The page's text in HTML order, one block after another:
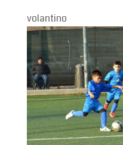
volantino